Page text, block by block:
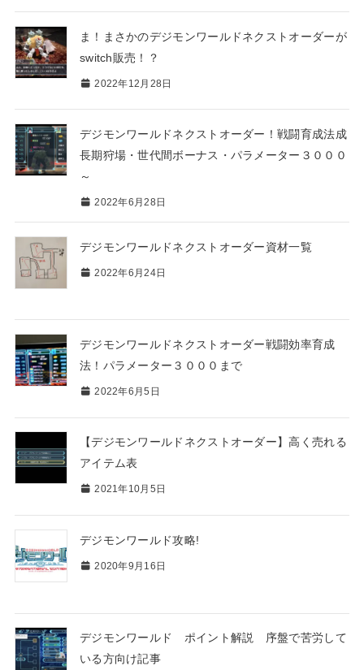
ま！まさかのデジモンワールドネクストオーダーが
switch販売！？
2022年12月28日
デジモンワールドネクストオーダー！戦闘育成法成
長期狩場・世代間ボーナス・パラメーター３０００
～
2022年6月28日
デジモンワールドネクストオーダー資材一覧
2022年6月24日
デジモンワールドネクストオーダー戦闘効率育成
法！パラメーター３０００まで
2022年6月5日
【デジモンワールドネクストオーダー】高く売れる
アイテム表
2021年10月5日
デジモンワールド攻略!
2020年9月16日
デジモンワールド ポイント解説 序盤で苦労して
いる方向け記事